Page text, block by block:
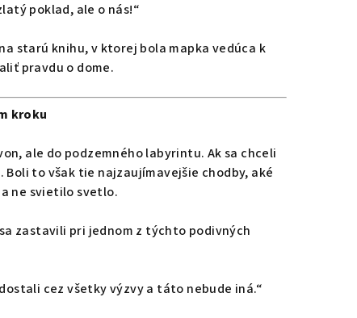
poklad, ale o nás!“
starú knihu, v ktorej bola mapka vedúca k
pravdu o dome.
kroku
ale do podzemného labyrintu. Ak sa chceli
to však tie najzaujímavejšie chodby, aké
ne svietilo svetlo.
zastavili pri jednom z týchto podivných
cez všetky výzvy a táto nebude iná.“